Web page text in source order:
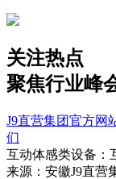
关注热点
聚焦行业峰
J9直营集团官方网
们
互动体感类设备：
来源：安徽J9直营